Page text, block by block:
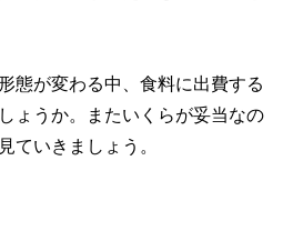
態が変わる中、食料に出費する
ょうか。またいくらが妥当なの
ていきましょう。